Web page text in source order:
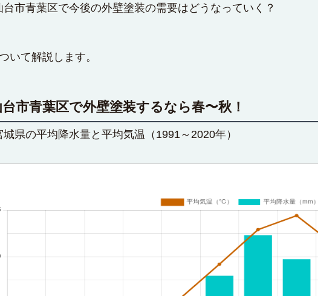
台市青葉区で今後の外壁塗装の需要はどうなっていく？
いて解説します。
市青葉区で外壁塗装するなら春〜秋！
城県の平均降水量と平均気温（1991～2020年）